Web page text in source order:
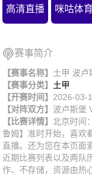
高清直播 咪咕体育
赛事简介
【赛事名称】 土甲 波卢
【赛事分类】 土甲
【开赛时间】 2026-03-
【对阵双方】 波卢斯堡
【比赛详情】 北京时间
鲁姆】准时开始，喜欢
直播。还为您在本页面
近期比赛列表以及两队
作、不存储，资源由热